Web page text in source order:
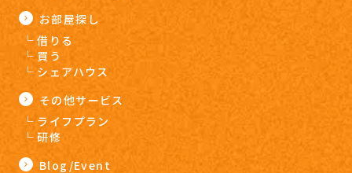
お部屋探し
借りる
買う
シェアハウス
その他サービス
ライフプラン
研修
Blog/Event